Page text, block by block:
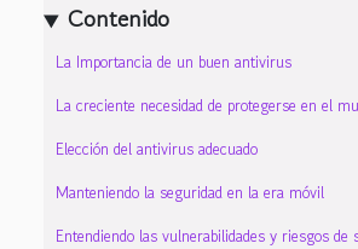
Contenido
La Importancia de un buen antivirus
La creciente necesidad de protegerse en el
Elección del antivirus adecuado
Manteniendo la seguridad en la era móvil
Entendiendo las vulnerabilidades y riesgos de